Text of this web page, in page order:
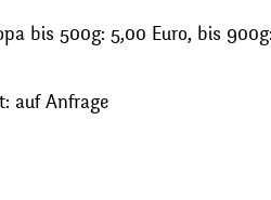
bis 500g: 5,00 Euro, bis
auf Anfrage